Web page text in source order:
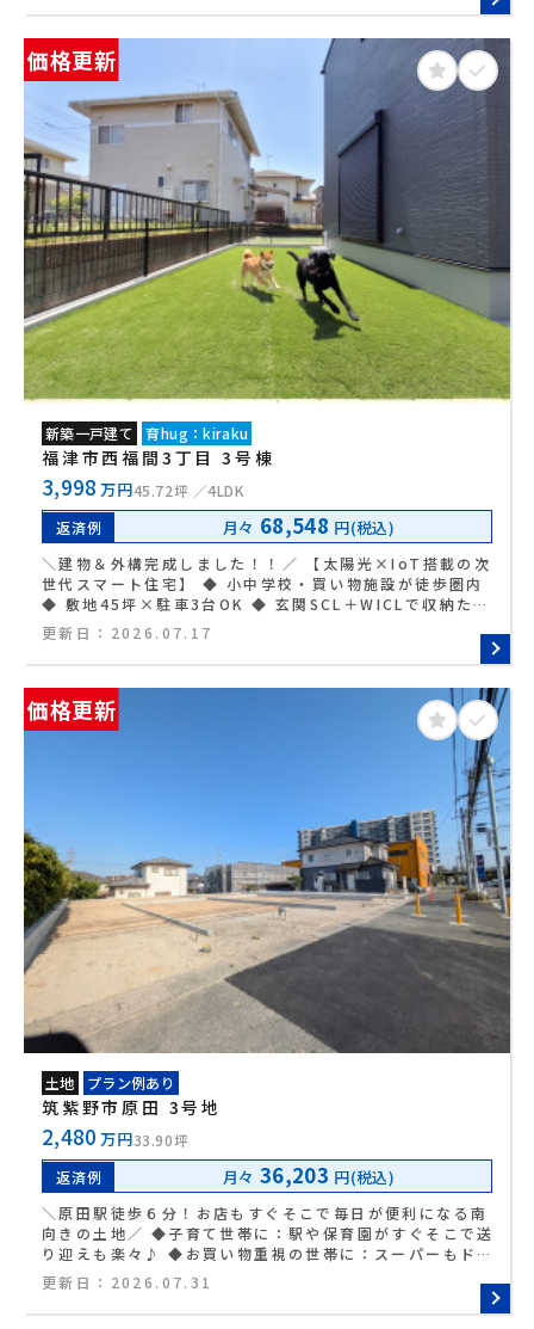
洗機や浴室乾燥など嬉しい設備がたっぷり！ ◆お出かけ好
きに：スマホで鍵もシャッターも動かせて便利☆
価格更新
新築一戸建て 育hug：kiraku
福津市西福間3丁目 3号棟
3,998 万円45.72坪
4LDK
返済例
月々 68,548 円(税込)
＼建物＆外構完成しました！！／ 【太陽光×IoT搭載の次
世代スマート住宅】 ◆ 小中学校・買い物施設が徒歩圏内
◆ 敷地45坪×駐車3台OK ◆ 玄関SCL＋WICLで収納たっ
ぷり ◆ キッチン横パントリーで家事効率UP ◆ リビング
階段で家族が顔を合わせやすい ◆ 全居室収納付きの
4LDKプラン ◆ 広い洗面室で朝の支度も快適
更新日： 2026.07.17
価格更新
土地 プラン例あり
筑紫野市原田 3号地
2,480 万円33.90坪
返済例
月々 36,203 円(税込)
＼原田駅徒歩６分！お店もすぐそこで毎日が便利になる南
向きの土地／ ◆子育て世帯に：駅や保育園がすぐそこで送
り迎えも楽々♪ ◆お買い物重視の世帯に：スーパーもドラ
ッグストアもすぐそこ☆ ◆運転が苦手な世帯に：前を通る
道が広々としていて出し入れ安心◎ ◆明るい家を建てたい
世帯に：南向きで太陽の光がたっぷり届く場所★
更新日： 2026.07.31